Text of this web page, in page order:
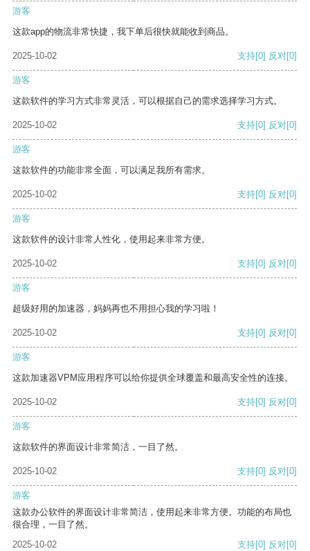
游客
这款app的物流非常快捷，我下单后很快就能收到商品。
2025-10-02 支持[0] 反对[0]
游客
这款软件的学习方式非常灵活，可以根据自己的需求选择学习方式。
2025-10-02 支持[0] 反对[0]
游客
这款软件的功能非常全面，可以满足我所有需求。
2025-10-02 支持[0] 反对[0]
游客
这款软件的设计非常人性化，使用起来非常方便。
2025-10-02 支持[0] 反对[0]
游客
超级好用的加速器，妈妈再也不用担心我的学习啦！
2025-10-02 支持[0] 反对[0]
游客
这款加速器VPM应用程序可以给你提供全球覆盖和最高安全性的连接。
2025-10-02 支持[0] 反对[0]
游客
这款软件的界面设计非常简洁，一目了然。
2025-10-02 支持[0] 反对[0]
游客
这款办公软件的界面设计非常简洁，使用起来非常方便。功能的布局也
很合理，一目了然。
2025-10-02
支持[0] 反对[0]